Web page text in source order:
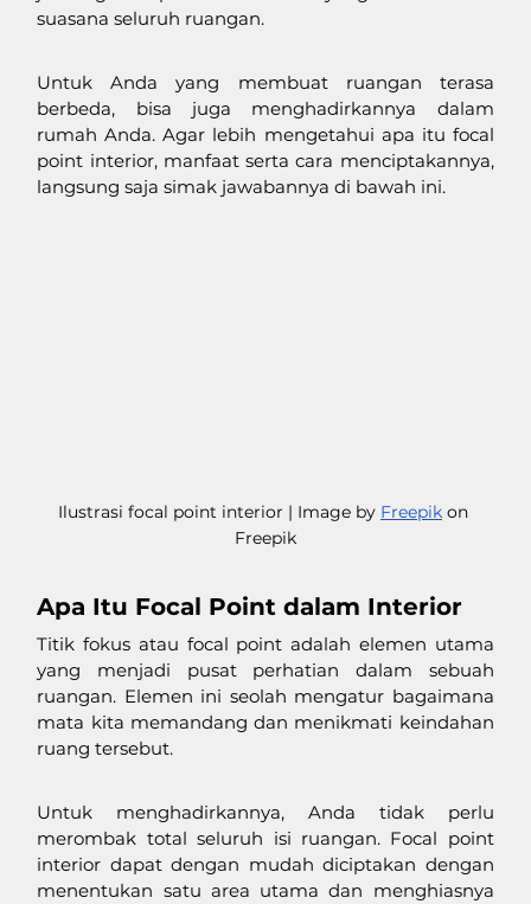
suasana seluruh ruangan.
Untuk Anda yang membuat ruangan terasa
berbeda, bisa juga menghadirkannya dalam
rumah Anda. Agar lebih mengetahui apa itu focal
point interior, manfaat serta cara menciptakannya,
langsung saja simak jawabannya di bawah ini.
Ilustrasi focal point interior | Image by Freepik on
Freepik
Apa Itu Focal Point dalam Interior
Titik fokus atau focal point adalah elemen utama
yang menjadi pusat perhatian dalam sebuah
ruangan. Elemen ini seolah mengatur bagaimana
mata kita memandang dan menikmati keindahan
ruang tersebut.
Untuk menghadirkannya, Anda tidak perlu
merombak total seluruh isi ruangan. Focal point
interior dapat dengan mudah diciptakan dengan
menentukan satu area utama dan menghiasnya